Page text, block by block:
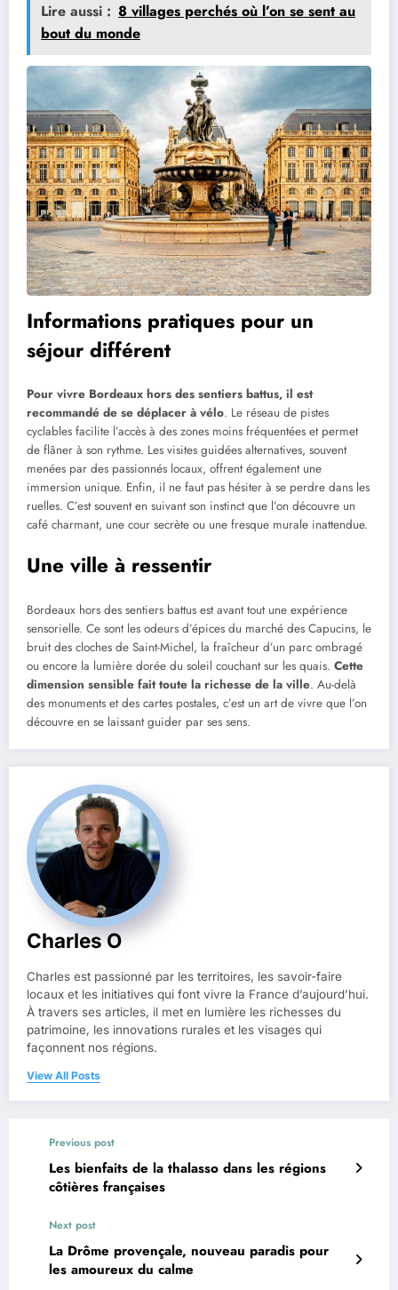
Lire aussi : 8 villages perchés où l’on se sent au
bout du monde
Informations pratiques pour un
séjour différent
Pour vivre Bordeaux hors des sentiers battus, il est
recommandé de se déplacer à vélo. Le réseau de pistes
cyclables facilite l’accès à des zones moins fréquentées et permet
de flâner à son rythme. Les visites guidées alternatives, souvent
menées par des passionnés locaux, offrent également une
immersion unique. Enfin, il ne faut pas hésiter à se perdre dans les
ruelles. C’est souvent en suivant son instinct que l’on découvre un
café charmant, une cour secrète ou une fresque murale inattendue.
Une ville à ressentir
Bordeaux hors des sentiers battus est avant tout une expérience
sensorielle. Ce sont les odeurs d’épices du marché des Capucins, le
bruit des cloches de Saint-Michel, la fraîcheur d’un parc ombragé
ou encore la lumière dorée du soleil couchant sur les quais. Cette
dimension sensible fait toute la richesse de la ville. Au-delà
des monuments et des cartes postales, c’est un art de vivre que l’on
découvre en se laissant guider par ses sens.
Charles O
Charles est passionné par les territoires, les savoir-faire
locaux et les initiatives qui font vivre la France d’aujourd’hui.
À travers ses articles, il met en lumière les richesses du
patrimoine, les innovations rurales et les visages qui
façonnent nos régions.
View All Posts
Previous post
Les bienfaits de la thalasso dans les régions
côtières françaises
Next post
La Drôme provençale, nouveau paradis pour
les amoureux du calme